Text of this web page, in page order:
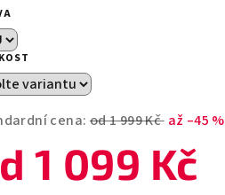
cena: od 1 999 Kč až –45 %
1 099 Kč